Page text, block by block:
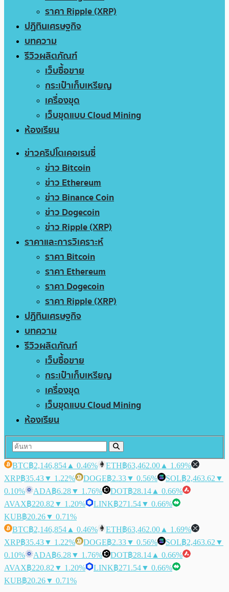
ราคา Ripple (XRP)
ปฏิทินเศรษฐกิจ
บทความ
รีวิวผลิตภัณฑ์
เว็บซื้อขาย
กระเป๋าเก็บเหรียญ
เครื่องขุด
เว็บขุดแบบ Cloud Mining
ห้องเรียน
ข่าวคริปโตเคอเรนซี่
ข่าว Bitcoin
ข่าว Ethereum
ข่าว Binance Coin
ข่าว Dogecoin
ข่าว Ripple (XRP)
ราคาและการวิเคราะห์
ราคา Bitcoin
ราคา Ethereum
ราคา Dogecoin
ราคา Ripple (XRP)
ปฏิทินเศรษฐกิจ
บทความ
รีวิวผลิตภัณฑ์
เว็บซื้อขาย
กระเป๋าเก็บเหรียญ
เครื่องขุด
เว็บขุดแบบ Cloud Mining
ห้องเรียน
BTC฿2,146,854 ▲ 0.46% ETH฿63,462.00 ▲ 1.69%
XRP฿35.43▼ 1.22% DOGE฿2.33▼ 0.56% SOL฿2,463.62 ▼
0.10%
ADA฿6.28▼ 1.76% DOT฿28.14 ▲ 0.66%
AVAX฿220.82 ▼ 1.20% LINK฿271.54▼ 0.66%
KUB฿20.26▼ 0.71%
BTC฿2,146,854 ▲ 0.46% ETH฿63,462.00 ▲ 1.69%
XRP฿35.43▼ 1.22% DOGE฿2.33▼ 0.56% SOL฿2,463.62 ▼
0.10%
ADA฿6.28▼ 1.76% DOT฿28.14 ▲ 0.66%
AVAX฿220.82 ▼ 1.20% LINK฿271.54▼ 0.66%
KUB฿20.26▼ 0.71%